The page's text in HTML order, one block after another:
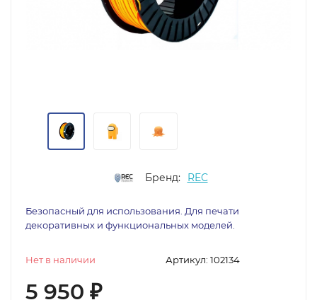
Бренд: REC
Безопасный для использования. Для печати
декоративных и функциональных моделей.
Артикул: 102134
Нет в наличии
5 950 ₽